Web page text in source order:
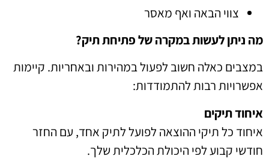
צווי הבאה ואף מאסר
מה ניתן לעשות במקרה של פתיחת תיק?
במצבים כאלה חשוב לפעול במהירות ובאחריות. קיימות
אפשרויות רבות להתמודדות:
איחוד תיקים
איחוד כל תיקי ההוצאה לפועל לתיק אחד, עם החזר
חודשי קבוע לפי היכולת הכלכלית שלך.